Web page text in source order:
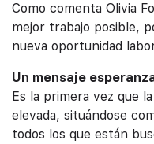
Como comenta Olivia
mejor trabajo posible,
nueva oportunidad
Un mensaje
Es la primera vez que
elevada, situándose
todos los que están